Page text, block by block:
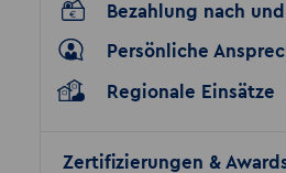
Bezahlung nach
Persönliche
Regionale Einsätze
Zertifizierungen &